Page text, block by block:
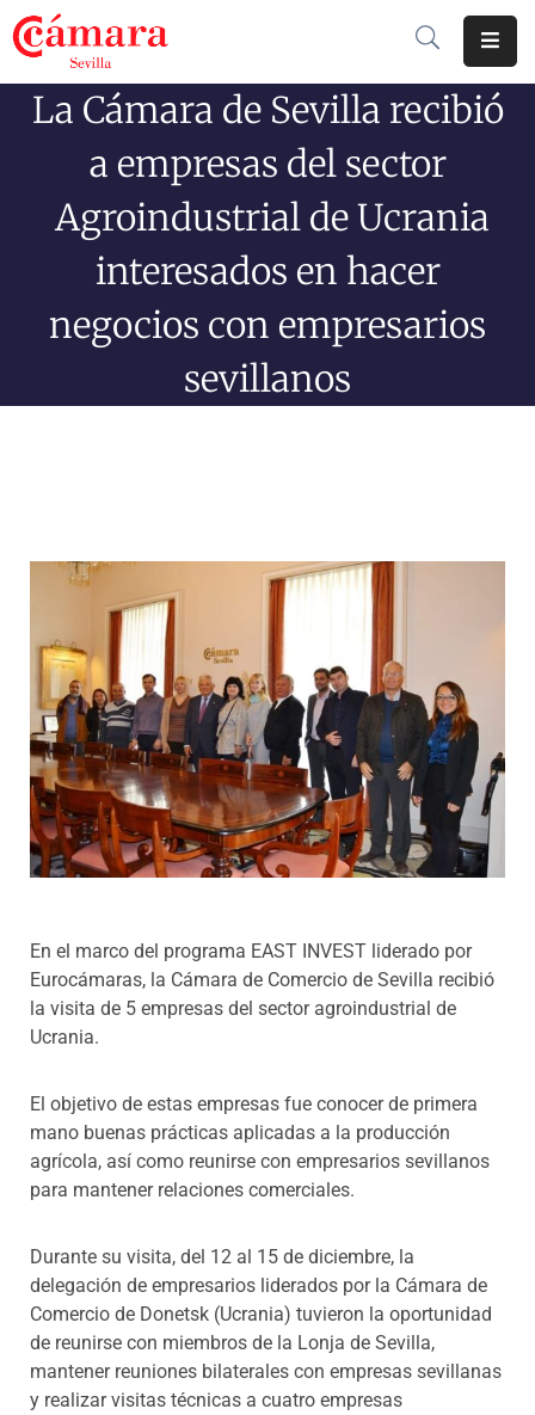
Cámara
Comercio
Soluciones
Internacional
Formación
Programas
La Cámara de Sevilla recibió
a empresas del sector
Agroindustrial de Ucrania
interesados en hacer
negocios con empresarios
sevillanos
En el marco del programa EAST INVEST liderado por
Eurocámaras, la Cámara de Comercio de Sevilla recibió
la visita de 5 empresas del sector agroindustrial de
Ucrania.
El objetivo de estas empresas fue conocer de primera
mano buenas prácticas aplicadas a la producción
agrícola, así como reunirse con empresarios sevillanos
para mantener relaciones comerciales.
Durante su visita, del 12 al 15 de diciembre, la
delegación de empresarios liderados por la Cámara de
Comercio de Donetsk (Ucrania) tuvieron la oportunidad
de reunirse con miembros de la Lonja de Sevilla,
mantener reuniones bilaterales con empresas sevillanas
y realizar visitas técnicas a cuatro empresas